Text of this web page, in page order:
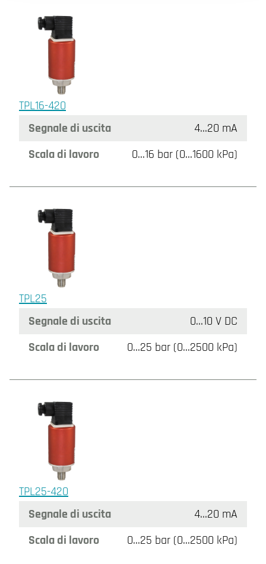
TPL16-420
Segnale di uscita
4…20 mA
Scala di lavoro
0…16 bar (0…1600 kPa)
TPL25
Segnale di uscita
0…10 V DC
Scala di lavoro
0…25 bar (0…2500 kPa)
TPL25-420
Segnale di uscita
4…20 mA
Scala di lavoro
0…25 bar (0…2500 kPa)